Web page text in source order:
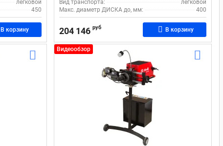
легковой
450
В корзину
Вид транспорта:
легковой
Макс. диаметр ДИСКА до, мм:
400
204 146 руб В корзину
Видеообзор